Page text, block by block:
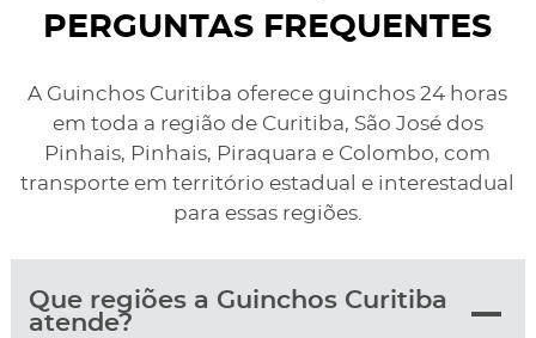
PERGUNTAS FREQUENTES
A Guinchos Curitiba oferece guinchos 24 horas
em toda a região de Curitiba, São José dos
Pinhais, Pinhais, Piraquara e Colombo, com
transporte em território estadual e interestadual
para essas regiões.
Que regiões a Guinchos Curitiba
atende?